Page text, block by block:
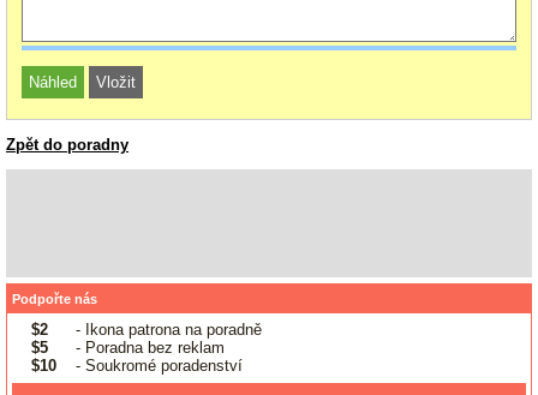
Zpět do poradny
Podpořte nás
$2
- Ikona patrona na poradně
$5
- Poradna bez reklam
$10
- Soukromé poradenství